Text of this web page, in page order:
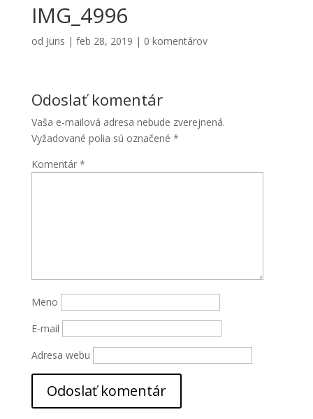
IMG_4996
od Juris | feb 28, 2019 | 0 komentárov
Odoslať komentár
Vaša e-mailová adresa nebude zverejnená.
Vyžadované polia sú označené *
Komentár *
Meno
E-mail
Adresa webu
fungovanie
stránky.
Štatistiky
zlepšiť
funkčnosť